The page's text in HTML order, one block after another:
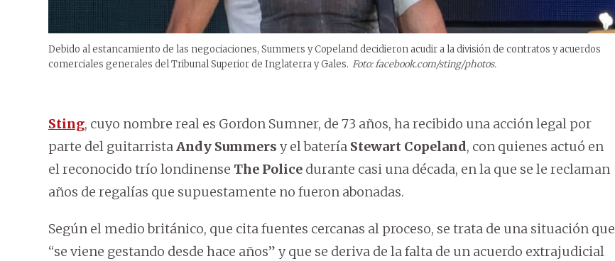
Debido al estancamiento de las negociaciones, Summers y Copeland decidieron acudir a la división de contratos y acuerdos
comerciales generales del Tribunal Superior de Inglaterra y Gales. Foto: facebook.com/sting/photos.
Sting, cuyo nombre real es Gordon Sumner, de 73 años, ha recibido una acción legal por
parte del guitarristaAndy Summers y el batería Stewart Copeland, con quienes actuó en
el reconocido trío londinense The Police durante casi una década, en la que se le reclaman
años de regalías que supuestamente no fueron abonadas.
Según el medio británico, que cita fuentes cercanas al proceso, se trata de una situación que
“se viene gestando desde hace años” y que se deriva de la falta de un acuerdo extrajudicial